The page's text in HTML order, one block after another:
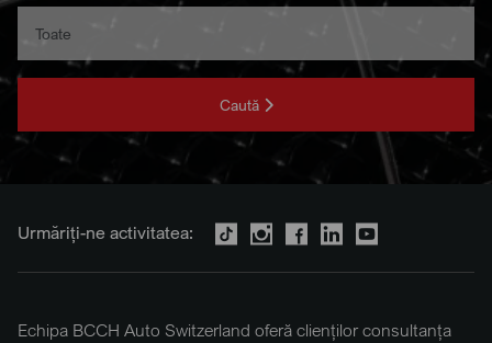
Caută
Urmăriți-ne activitatea:
Echipa BCCH Auto Switzerland oferă clienților consultanța